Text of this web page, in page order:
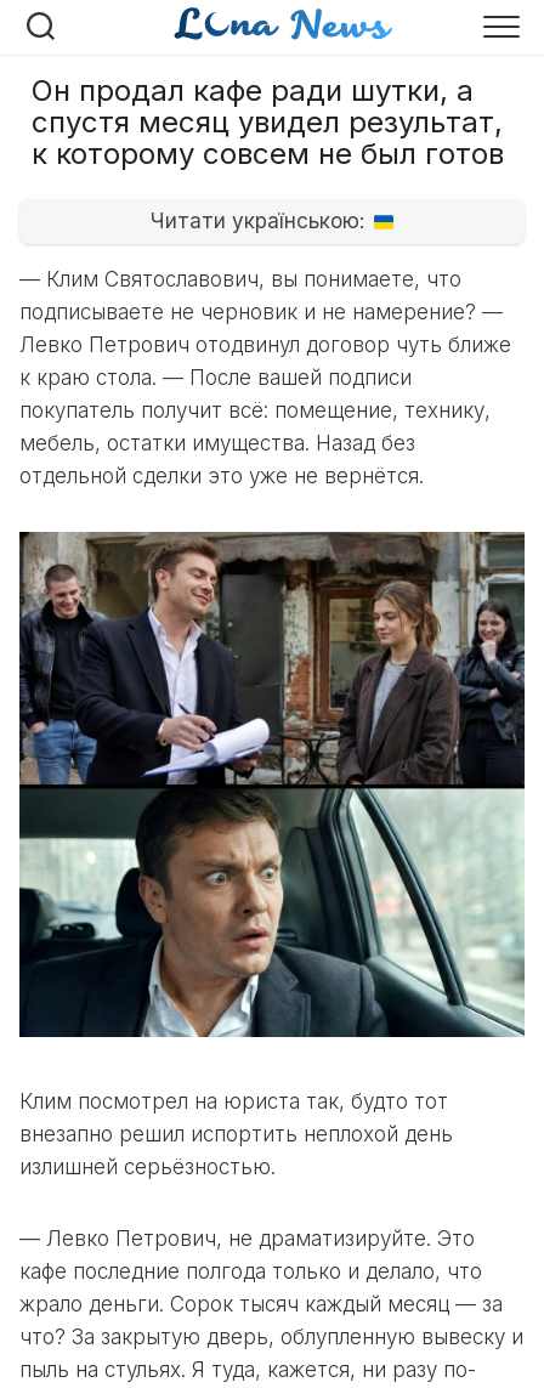
Перейти
Он продал кафе ради шутки, а
спустя месяц увидел результат,
к которому совсем не был готов
Читати українською:
— Клим Святославович, вы понимаете, что
подписываете не черновик и не намерение? —
Левко Петрович отодвинул договор чуть ближе
к краю стола. — После вашей подписи
покупатель получит всё: помещение, технику,
мебель, остатки имущества. Назад без
отдельной сделки это уже не вернётся.
Клим посмотрел на юриста так, будто тот
внезапно решил испортить неплохой день
излишней серьёзностью.
— Левко Петрович, не драматизируйте. Это
кафе последние полгода только и делало, что
жрало деньги. Сорок тысяч каждый месяц — за
что? За закрытую дверь, облупленную вывеску и
пыль на стульях. Я туда, кажется, ни разу по-